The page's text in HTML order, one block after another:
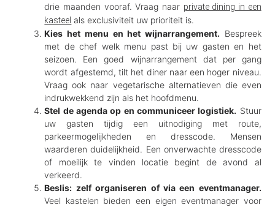
drie maanden vooraf. Vraag naar private dining in een
kasteel als exclusiviteit uw prioriteit is.
Kies het menu en het wijnarrangement. Bespreek
met de chef welk menu past bij uw gasten en het
seizoen. Een goed wijnarrangement dat per gang
wordt afgestemd, tilt het diner naar een hoger niveau.
Vraag ook naar vegetarische alternatieven die even
indrukwekkend zijn als het hoofdmenu.
Stel de agenda op en communiceer logistiek. Stuur
uw gasten tijdig een uitnodiging met route,
parkeermogelijkheden en dresscode. Mensen
waarderen duidelijkheid. Een onverwachte dresscode
of moeilijk te vinden locatie begint de avond al
verkeerd.
Beslis: zelf organiseren of via een eventmanager.
Veel kastelen bieden een eigen eventmanager voor